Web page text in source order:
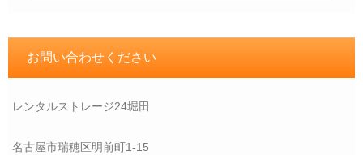
お問い合わせください
レンタルストレージ24堀田
名古屋市瑞穂区明前町1-15